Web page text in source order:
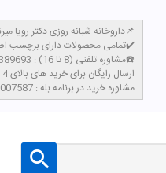
داروخانه شبانه روزی دکتر رویا میرنظامی📌
تمامی محصولات دارای برچسب اصالت کالا و سیب سلامت میباشند✔️
مشاوره تلفنی (8 تا 16) : 02165389693☎️
​ارسال رایگان برای خرید های بالای 4 میلیون تومان با پست پیشتاز
مشاوره خرید در برنامه بله : 09302007587